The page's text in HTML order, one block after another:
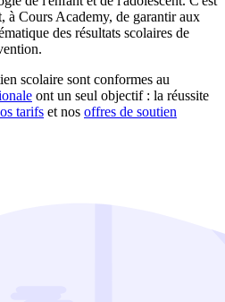
à Cours Academy, de garantir aux
des résultats scolaires de
scolaire sont conformes au
ont un seul objectif : la réussite
tarifs et nos offres de soutien